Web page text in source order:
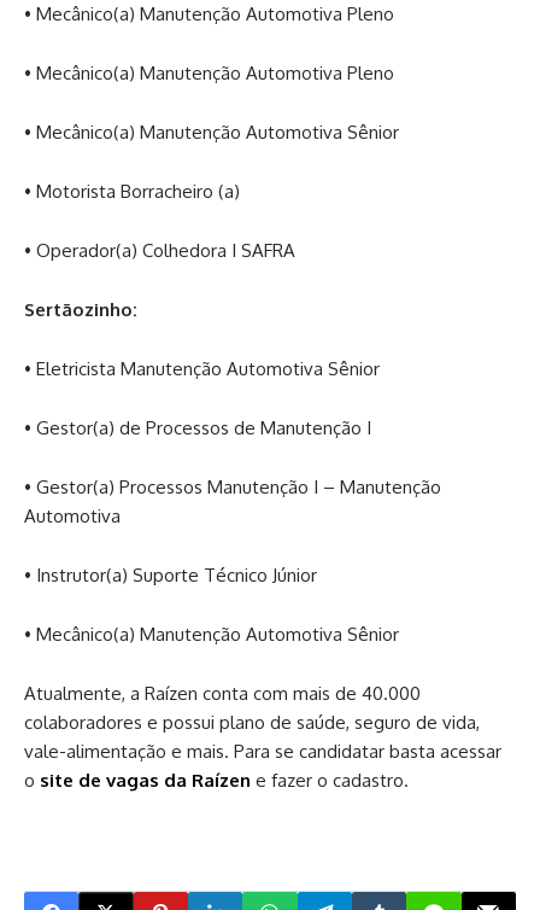
• Mecânico(a) Manutenção Automotiva Pleno
• Mecânico(a) Manutenção Automotiva Pleno
• Mecânico(a) Manutenção Automotiva Sênior
• Motorista Borracheiro (a)
• Operador(a) Colhedora I SAFRA
Sertãozinho:
• Eletricista Manutenção Automotiva Sênior
• Gestor(a) de Processos de Manutenção I
• Gestor(a) Processos Manutenção I – Manutenção
Automotiva
• Instrutor(a) Suporte Técnico Júnior
• Mecânico(a) Manutenção Automotiva Sênior
Atualmente, a Raízen conta com mais de 40.000
colaboradores e possui plano de saúde, seguro de vida,
vale-alimentação e mais. Para se candidatar basta acessar
o site de vagas da Raízen e fazer o cadastro.